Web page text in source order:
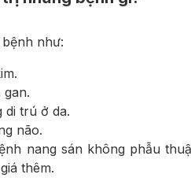
như:
di trú ở da.
não.
nang sán không phẫu
thêm.